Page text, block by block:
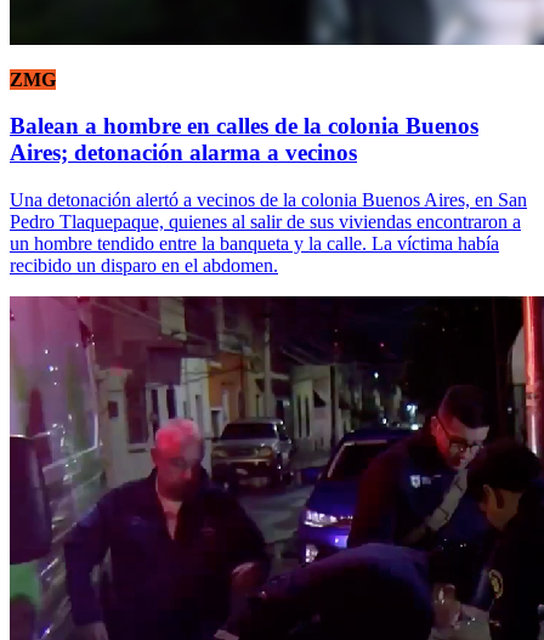
ZMG
Balean a hombre en calles de la colonia Buenos
Aires; detonación alarma a vecinos
Una detonación alertó a vecinos de la colonia Buenos Aires, en San
Pedro Tlaquepaque, quienes al salir de sus viviendas encontraron a
un hombre tendido entre la banqueta y la calle. La víctima había
recibido un disparo en el abdomen.